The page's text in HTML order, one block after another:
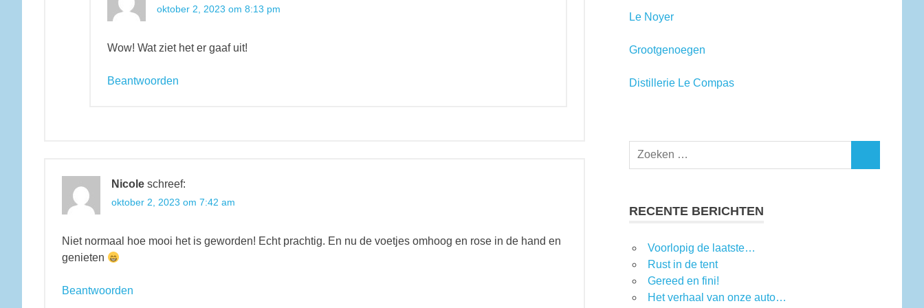
oktober 2, 2023 om 8:13 pm
Wow! Wat ziet het er gaaf uit!
Beantwoorden
Nicole schreef:
oktober 2, 2023 om 7:42 am
Niet normaal hoe mooi het is geworden! Echt prachtig. En nu de voetjes omhoog en rose in de hand en
genieten
Beantwoorden
Le Noyer
Grootgenoegen
Distillerie Le Compas
RECENTE BERICHTEN
Voorlopig de laatste…
Rust in de tent
Gereed en fini!
Het verhaal van onze auto…